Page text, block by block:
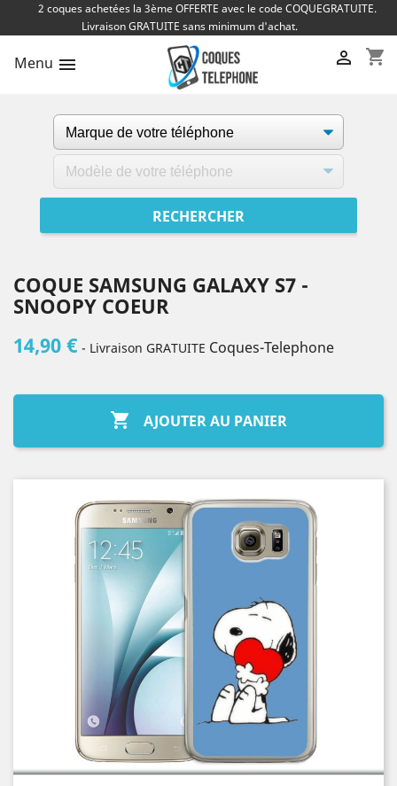
2 coques achetées la 3ème OFFERTE avec le code COQUEGRATUITE.
Livraison GRATUITE sans minimum d'achat.
Menu  shopping_cart

COQUE SAMSUNG GALAXY S7 -
SNOOPY COEUR
14,90 € - Livraison GRATUITE Coques-Telephone
 AJOUTER AU PANIER